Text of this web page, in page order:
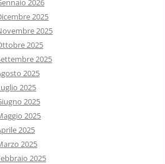
2026
2025
2025
2025
2025
2025
2025
2025
2025
2025
2025
2025